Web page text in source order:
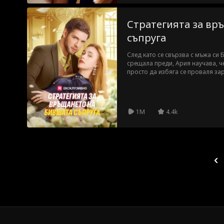
Стратегията за
съпруга
След като се свързва с мъжа си
срещала преди, Ария научава,
просто да избяга се проваля
Ария, докато тя също развива
1M 4.4k